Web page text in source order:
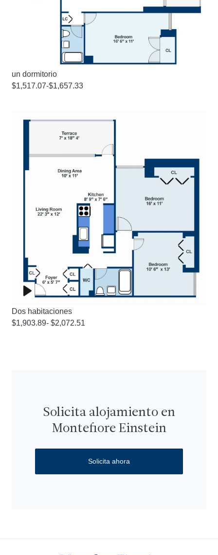
un dormitorio
$1,517.07-$1,657.33
Dos habitaciones
$1,903.89- $2,072.51
Solicita alojamiento en
Montefiore Einstein
Solicita ahora